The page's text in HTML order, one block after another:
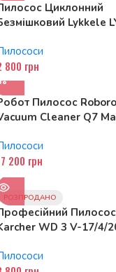
Циклонний
Lykkele
і Ефективний
800 грн
Пилосос
Cleaner Q7
Потужністю
200 грн
РОЗПРОДАНО
Пилосос
WD 3 V-17/4/